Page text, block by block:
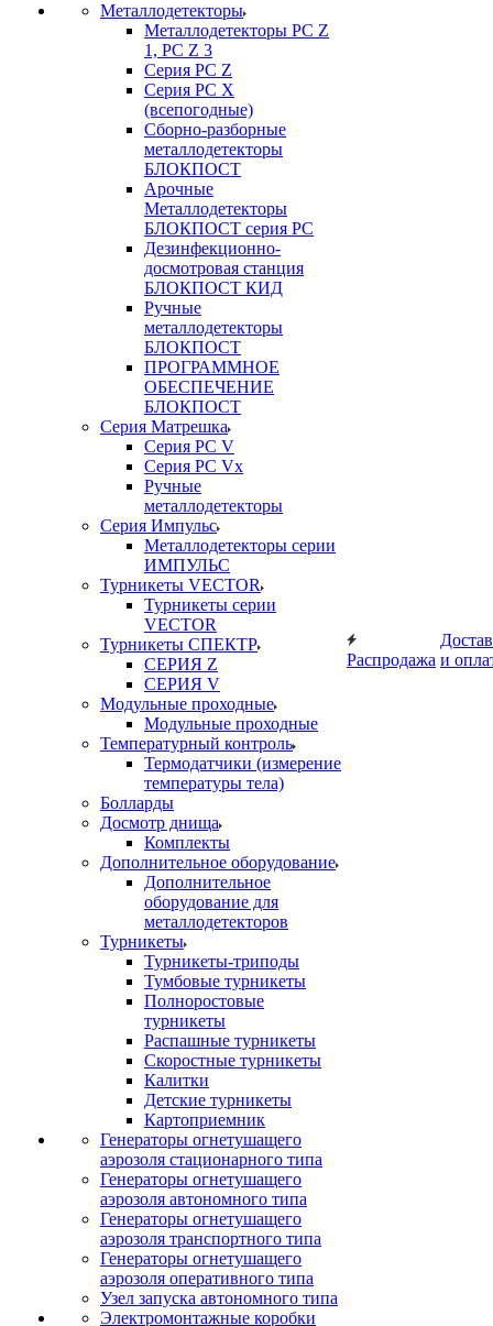
Металлодетекторы
Металлодетекторы РС Z
1, PC Z 3
Серия РС Z
Серия РС X
(всепогодные)
Сборно-разборные
металлодетекторы
БЛОКПОСТ
Арочные
Металлодетекторы
БЛОКПОСТ серия РС
Дезинфекционно-
досмотровая станция
БЛОКПОСТ КИД
Ручные
металлодетекторы
БЛОКПОСТ
ПРОГРАММНОЕ
ОБЕСПЕЧЕНИЕ
БЛОКПОСТ
Серия Матрешка
Серия PC V
Серия PC Vx
Ручные
металлодетекторы
Серия Импульс
Металлодетекторы серии
ИМПУЛЬС
Турникеты VECTOR
Турникеты серии
VECTOR
Турникеты СПЕКТР
СЕРИЯ Z
СЕРИЯ V
Модульные проходные
Модульные проходные
Температурный контроль
Термодатчики (измерение
температуры тела)
Болларды
Досмотр днища
Комплекты
Дополнительное оборудование
Дополнительное
оборудование для
металлодетекторов
Турникеты
Турникеты-триподы
Тумбовые турникеты
Полноростовые
турникеты
Распашные турникеты
Скоростные турникеты
Калитки
Детские турникеты
Картоприемник
Генераторы огнетушащего
аэрозоля стационарного типа
Генераторы огнетушащего
аэрозоля автономного типа
Генераторы огнетушащего
аэрозоля транспортного типа
Генераторы огнетушащего
аэрозоля оперативного типа
Узел запуска автономного типа
Электромонтажные коробки
Распродажа и